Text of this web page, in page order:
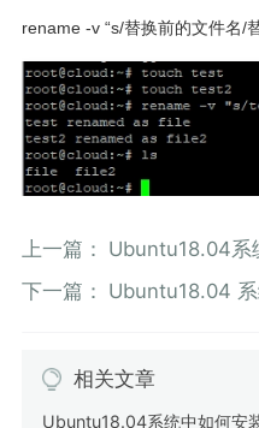
rename -v “s/替换前的文件名/
上一篇： Ubuntu18.04系
下一篇： Ubuntu18.04 系统中如何用
相关文章
Ubuntu18.04系统中如何安